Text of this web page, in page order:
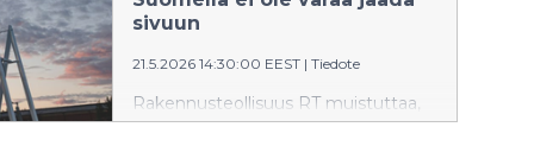
kiertotalousosaamistaan ja rakentaa
sivuun
21.5.2026 14:30:00 EEST | Tiedote
Rakennusteollisuus RT muistuttaa,
että datakeskusten rakentaminen